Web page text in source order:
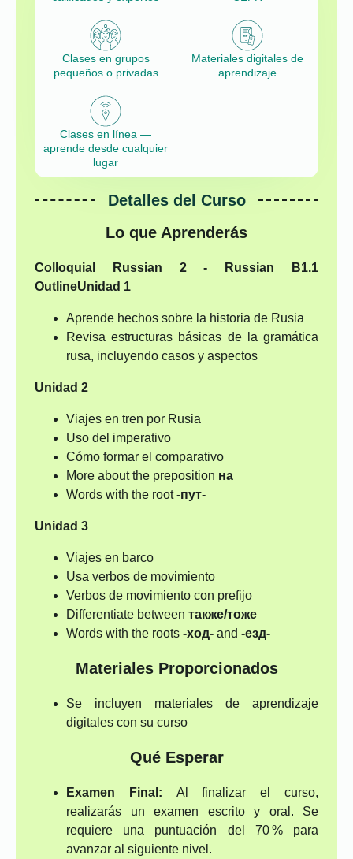
Clases en grupos
pequeños o privadas
Materiales digitales de
aprendizaje
Clases en línea —
aprende desde cualquier
lugar
Detalles del Curso
Lo que Aprenderás
Colloquial Russian 2 - Russian B1.1
OutlineUnidad 1
Aprende hechos sobre la historia de Rusia
Revisa estructuras básicas de la gramática
rusa, incluyendo casos y aspectos
Unidad 2
Viajes en tren por Rusia
Uso del imperativo
Cómo formar el comparativo
More about the preposition на
Words with the root-пут-
Unidad 3
Viajes en barco
Usa verbos de movimiento
Verbos de movimiento con prefijo
Differentiate between также/тоже
Words with the roots -ход- and -езд-
Materiales Proporcionados
Se incluyen materiales de aprendizaje
digitales con su curso
Qué Esperar
Examen Final: Al finalizar el curso,
realizarás un examen escrito y oral. Se
requiere una puntuación del 70 % para
avanzar al siguiente nivel.